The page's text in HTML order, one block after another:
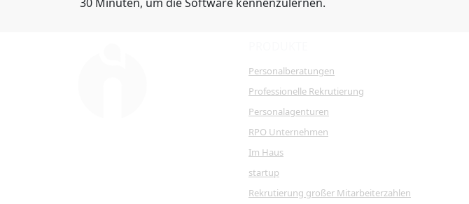
Personalberatungen
Professionelle Rekrutierung
Personalagenturen
RPO Unternehmen
Im Haus
startup
Rekrutierung großer Mitarbeiterzahlen